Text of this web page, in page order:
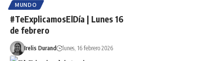
MUNDO
#TeExplicamosElDía | Lunes 16
de febrero
Irelis Durand lunes, 16 febrero 2026